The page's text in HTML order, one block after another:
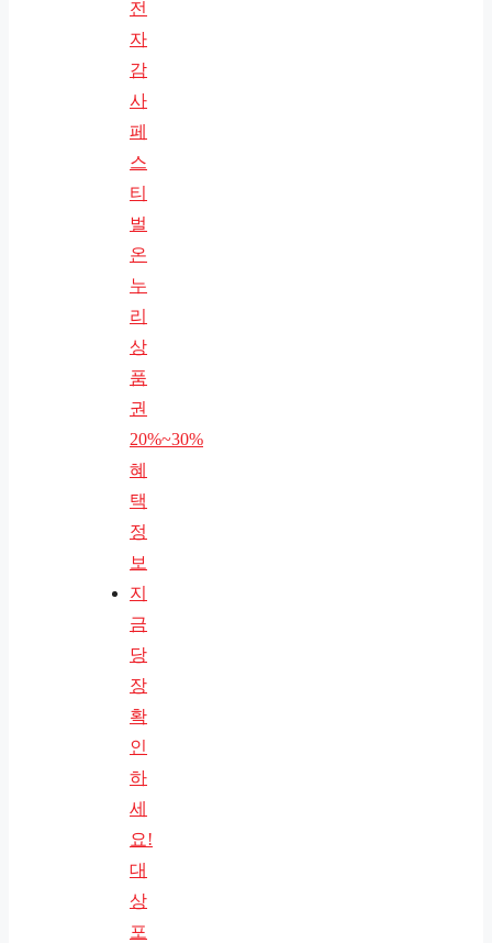
전
자
감
사
페
스
티
벌
온
누
리
상
품
권
20%~30%
혜
택
정
보
지
금
당
장
확
인
하
세
요!
대
상
포